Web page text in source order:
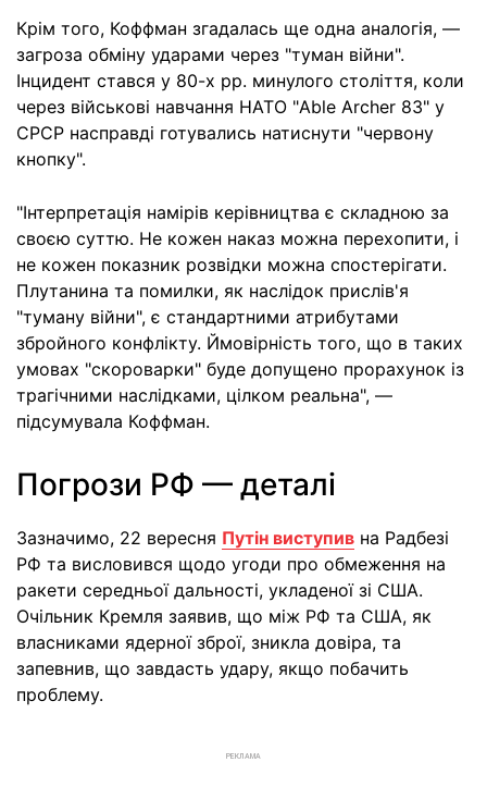
Крім того, Коффман згадалась ще одна аналогія, —
загроза обміну ударами через "туман війни".
Інцидент стався у 80-х рр. минулого століття, коли
через військові навчання НАТО "Able Archer 83" у
СРСР насправді готувались натиснути "червону
кнопку".
"Інтерпретація намірів керівництва є складною за
своєю суттю. Не кожен наказ можна перехопити, і
не кожен показник розвідки можна спостерігати.
Плутанина та помилки, як наслідок прислів'я
"туману війни", є стандартними атрибутами
збройного конфлікту. Ймовірність того, що в таких
умовах "скороварки" буде допущено прорахунок із
трагічними наслідками, цілком реальна", —
підсумувала Коффман.
Погрози РФ — деталі
Зазначимо, 22 вересня Путін виступив на Радбезі
РФ та висловився щодо угоди про обмеження на
ракети середньої дальності, укладеної зі США.
Очільник Кремля заявив, що між РФ та США, як
власниками ядерної зброї, зникла довіра, та
запевнив, що завдасть удару, якщо побачить
проблему.
РЕКЛАМА